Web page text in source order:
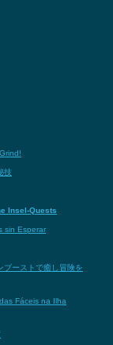
技
Insel-Quests
sin Esperar
ブーストで癒し冒険を
Fáceis na Ilha